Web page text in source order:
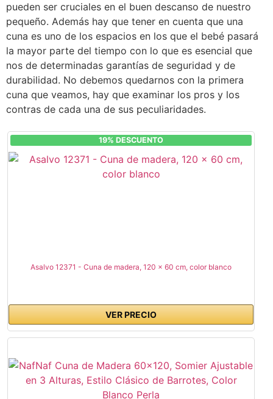
pueden ser cruciales en el buen descanso de nuestro
pequeño. Además hay que tener en cuenta que una
cuna es uno de los espacios en los que el bebé pasará
la mayor parte del tiempo con lo que es esencial que
nos de determinadas garantías de seguridad y de
durabilidad. No debemos quedarnos con la primera
cuna que veamos, hay que examinar los pros y los
contras de cada una de sus peculiaridades.
19% DESCUENTO
Asalvo 12371 - Cuna de madera, 120 x 60 cm, color blanco
VER PRECIO